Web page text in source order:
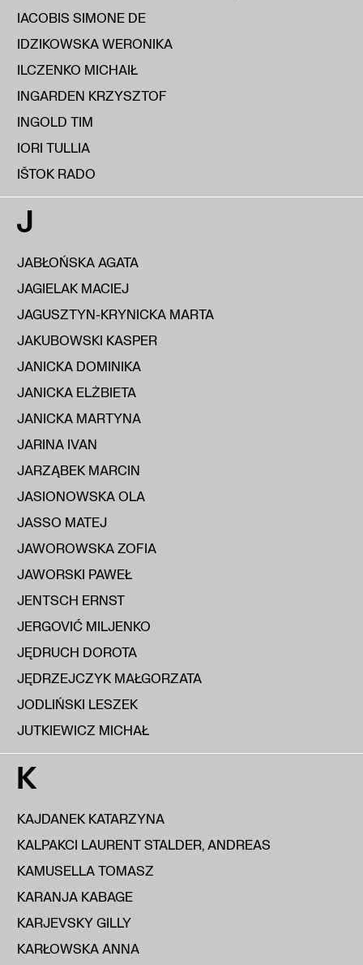
IACOBIS SIMONE DE
IDZIKOWSKA WERONIKA
ILCZENKO MICHAIŁ
INGARDEN KRZYSZTOF
INGOLD TIM
IORI TULLIA
IŠTOK RADO
J
JABŁOŃSKA AGATA
JAGIELAK MACIEJ
JAGUSZTYN-KRYNICKA MARTA
JAKUBOWSKI KASPER
JANICKA DOMINIKA
JANICKA ELŻBIETA
JANICKA MARTYNA
JARINA IVAN
JARZĄBEK MARCIN
JASIONOWSKA OLA
JASSO MATEJ
JAWOROWSKA ZOFIA
JAWORSKI PAWEŁ
JENTSCH ERNST
JERGOVIĆ MILJENKO
JĘDRUCH DOROTA
JĘDRZEJCZYK MAŁGORZATA
JODLIŃSKI LESZEK
JUTKIEWICZ MICHAŁ
K
KAJDANEK KATARZYNA
KALPAKCI LAURENT STALDER, ANDREAS
KAMUSELLA TOMASZ
KARANJA KABAGE
KARJEVSKY GILLY
KARŁOWSKA ANNA